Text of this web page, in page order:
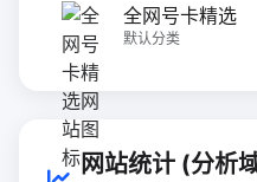
全网号卡精选
默认分类
网站统计 (分析